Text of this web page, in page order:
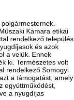
Kamara etikai
rendelkező település
és azok
a velük. Ennek
ki. Természetes volt
rendelkező Somogyi
a támogatást, amely
együttműködést,
a nyugdíjas